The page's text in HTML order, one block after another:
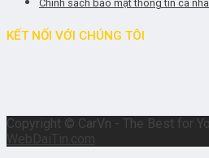
Chính sách bảo mật thông tin cá
KẾT NỐI VỚI CHÚNG TÔI
Copyright © CarVn - The Best for
WebDaiTin.com